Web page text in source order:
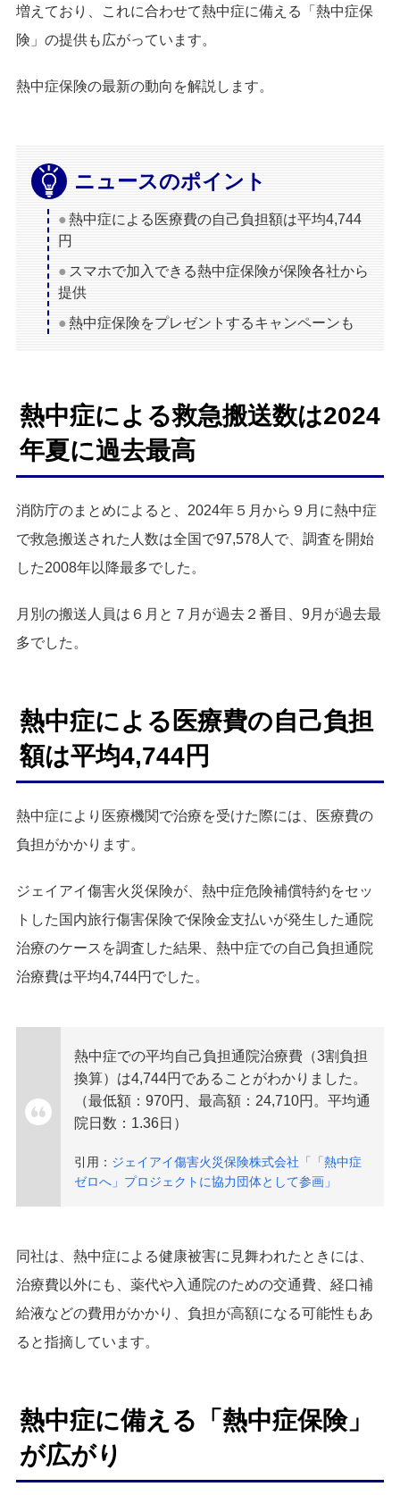
増えており、これに合わせて熱中症に備える「熱中症保
険」の提供も広がっています。
熱中症保険の最新の動向を解説します。
ニュースのポイント
熱中症による医療費の自己負担額は平均4,744
円
スマホで加入できる熱中症保険が保険各社から
提供
熱中症保険をプレゼントするキャンペーンも
熱中症による救急搬送数は2024
年夏に過去最高
消防庁のまとめによると、2024年５月から９月に熱中症
で救急搬送された人数は全国で97,578人で、調査を開始
した2008年以降最多でした。
月別の搬送人員は６月と７月が過去２番目、9月が過去最
多でした。
熱中症による医療費の自己負担
額は平均4,744円
熱中症により医療機関で治療を受けた際には、医療費の
負担がかかります。
ジェイアイ傷害火災保険が、熱中症危険補償特約をセッ
トした国内旅行傷害保険で保険金支払いが発生した通院
治療のケースを調査した結果、熱中症での自己負担通院
治療費は平均4,744円でした。
熱中症での平均自己負担通院治療費（3割負担
換算）は4,744円であることがわかりました。
（最低額：970円、最高額：24,710円。平均通
院日数：1.36日）
引用： ジェイアイ傷害火災保険株式会社「「熱中症
ゼロへ」プロジェクトに協力団体として参画」
同社は、熱中症による健康被害に見舞われたときには、
治療費以外にも、薬代や入通院のための交通費、経口補
給液などの費用がかかり、負担が高額になる可能性もあ
ると指摘しています。
熱中症に備える「熱中症保険」
が広がり